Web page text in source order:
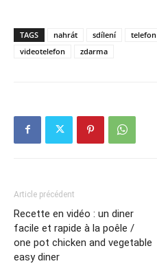
TAGS nahrát sdílení
videotelefon
zdarma
Article précédent
Recette en vidéo : un diner
facile et rapide à la poêle /
one pot chicken and vegetable
easy diner